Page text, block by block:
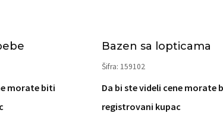
morate biti
Bazen sa lopticama
Šifra: 159102
Da bi ste videli cene morate
registrovani kupac